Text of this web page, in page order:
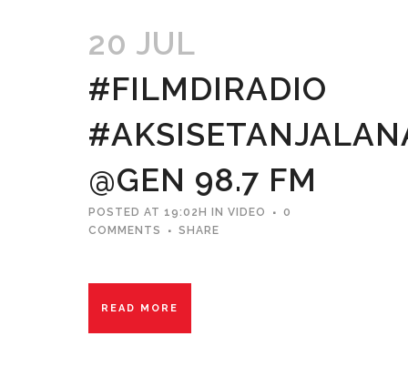
20 JUL
#FILMDIRADIO
@GEN 98.7 FM
POSTED AT 19:02H IN VIDEO
0
COMMENTS
SHARE
READ MORE